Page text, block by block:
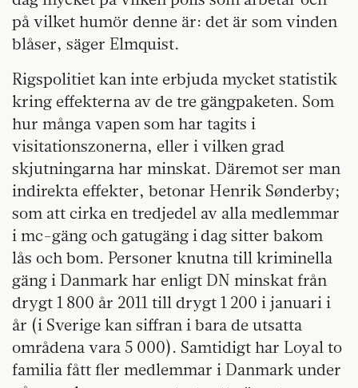
på vilket humör denne är: det är som vinden
blåser, säger Elmquist.
Rigspolitiet kan inte erbjuda mycket statistik
kring effekterna av de tre gängpaketen. Som
hur många vapen som har tagits i
visitationszonerna, eller i vilken grad
skjutningarna har minskat. Däremot ser man
indirekta effekter, betonar Henrik Sønderby;
som att cirka en tredjedel av alla medlemmar
i mc-gäng och gatugäng i dag sitter bakom
lås och bom. Personer knutna till kriminella
gäng i Danmark har enligt DN minskat från
drygt 1 800 år 2011 till drygt 1 200 i januari i
år (i Sverige kan siffran i bara de utsatta
områdena vara 5 000). Samtidigt har Loyal to
familia fått fler medlemmar i Danmark under